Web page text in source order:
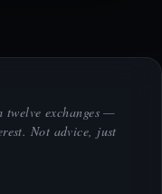
exchanges —
Not advice, just